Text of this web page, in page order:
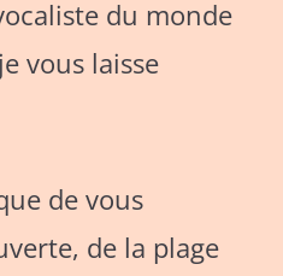
du monde
vous laisse
de vous
de la plage